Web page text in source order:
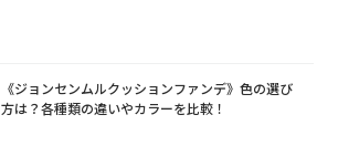
《ジョンセンムルクッションファンデ》色の選び
方は？各種類の違いやカラーを比較！